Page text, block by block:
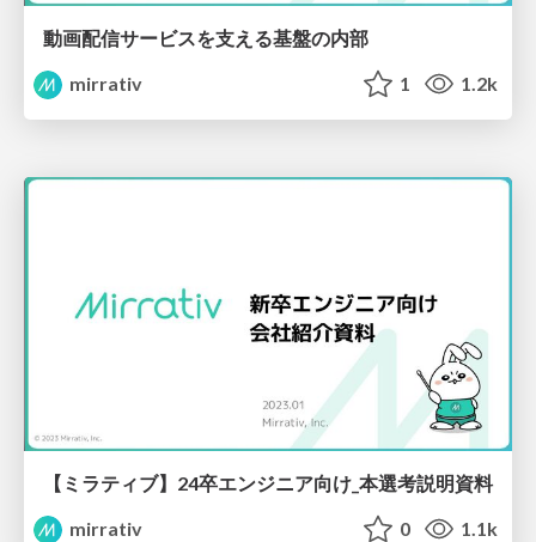
動画配信サービスを支える基盤の内部
mirrativ
1 1.2k
【ミラティブ】24卒エンジニア向け_本選考説明資料
mirrativ
0 1.1k